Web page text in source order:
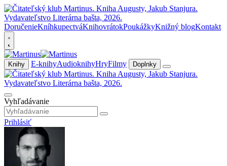
DoručenieKníhkupectváKnihovrátokPoukážkyKnižný blogKontakt
Knihy E-knihyAudioknihyHryFilmy Doplnky
Vyhľadávanie
Prihlásiť